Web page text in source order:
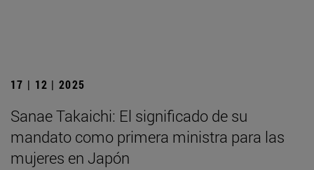
17 | 12 | 2025
Sanae Takaichi: El significado de su
mandato como primera ministra para las
mujeres en Japón